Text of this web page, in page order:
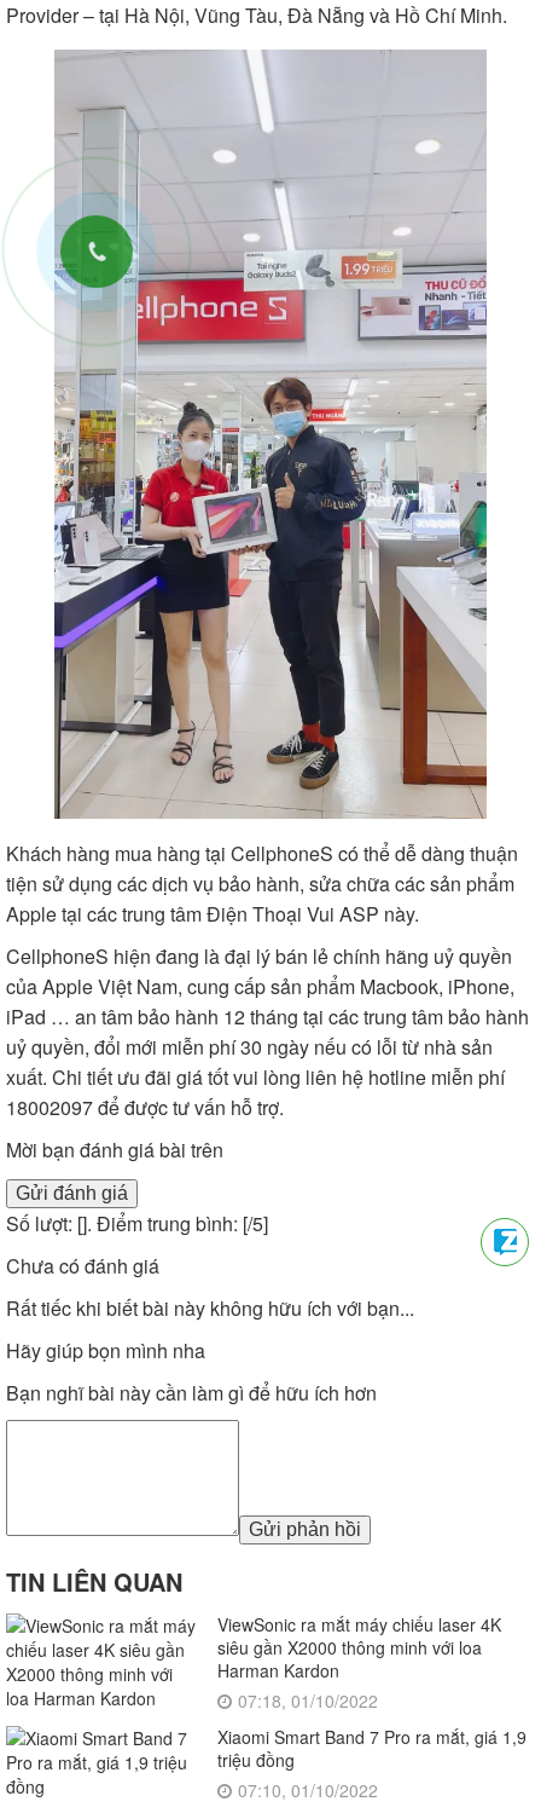
Provider – tại Hà Nội, Vũng Tàu, Đà Nẵng và Hồ Chí Minh.
Khách hàng mua hàng tại CellphoneS có thể dễ dàng thuận
tiện sử dụng các dịch vụ bảo hành, sửa chữa các sản phẩm
Apple tại các trung tâm Điện Thoại Vui ASP này.
CellphoneS hiện đang là đại lý bán lẻ chính hãng uỷ quyền
của Apple Việt Nam, cung cấp sản phẩm Macbook, iPhone,
iPad … an tâm bảo hành 12 tháng tại các trung tâm bảo hành
uỷ quyền, đổi mới miễn phí 30 ngày nếu có lỗi từ nhà sản
xuất. Chi tiết ưu đãi giá tốt vui lòng liên hệ hotline miễn phí
18002097 để được tư vấn hỗ trợ.
Mời bạn đánh giá bài trên
Gửi đánh giá
Số lượt: []. Điểm trung bình: [/5]
Chưa có đánh giá
Rất tiếc khi biết bài này không hữu ích với bạn...
Hãy giúp bọn mình nha
Bạn nghĩ bài này cần làm gì để hữu ích hơn
Gửi phản hồi
TIN LIÊN QUAN
ViewSonic ra mắt máy chiếu laser 4K
siêu gần X2000 thông minh với loa
Harman Kardon
07:18, 01/10/2022
Xiaomi Smart Band 7 Pro ra mắt, giá 1,9
triệu đồng
07:10, 01/10/2022